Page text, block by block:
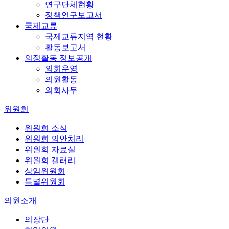
연구단체현황
정책연구보고서
국제교류
국제교류지역 현황
활동보고서
의정활동 정보공개
의회운영
의원활동
의회사무
위원회
위원회 소식
위원회 의안처리
위원회 자료실
위원회 갤러리
상임위원회
특별위원회
의원소개
의장단